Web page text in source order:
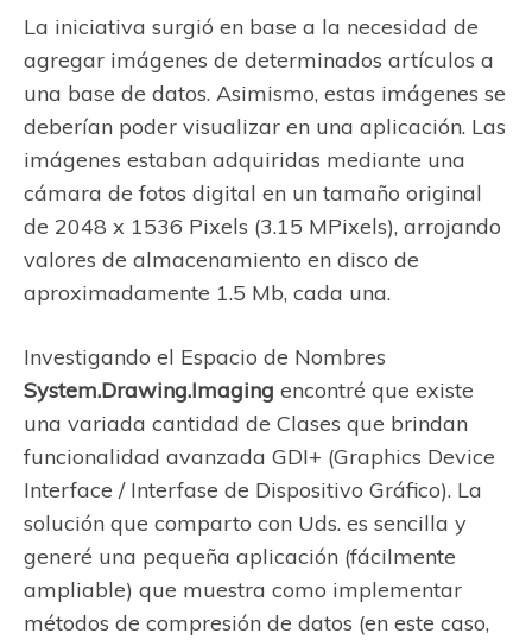
La iniciativa surgió en base a la necesidad de
agregar imágenes de determinados artículos a
una base de datos. Asimismo, estas imágenes se
deberían poder visualizar en una aplicación. Las
imágenes estaban adquiridas mediante una
cámara de fotos digital en un tamaño original
de 2048 x 1536 Pixels (3.15 MPixels), arrojando
valores de almacenamiento en disco de
aproximadamente 1.5 Mb, cada una.
Investigando el Espacio de Nombres
System.Drawing.Imaging encontré que existe
una variada cantidad de Clases que brindan
funcionalidad avanzada GDI+ (Graphics Device
Interface / Interfase de Dispositivo Gráfico). La
solución que comparto con Uds. es sencilla y
generé una pequeña aplicación (fácilmente
ampliable) que muestra como implementar
métodos de compresión de datos (en este caso,